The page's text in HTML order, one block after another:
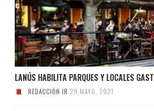
LANÚS HABILITA PARQUES Y LOCALES
REDACCIÓN IR 29 MAYO, 2021